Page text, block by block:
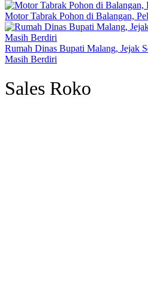
Motor Tabrak Pohon di Balangan,
Rumah Dinas Bupati Malang, Jejak
Masih Berdiri
Sales Roko